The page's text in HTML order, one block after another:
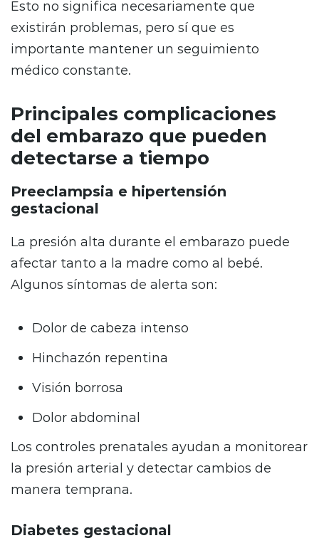
Esto no significa necesariamente que
existirán problemas, pero sí que es
importante mantener un seguimiento
médico constante.
Principales complicaciones
del embarazo que pueden
detectarse a tiempo
Preeclampsia e hipertensión
gestacional
La presión alta durante el embarazo puede
afectar tanto a la madre como al bebé.
Algunos síntomas de alerta son:
Dolor de cabeza intenso
Hinchazón repentina
Visión borrosa
Dolor abdominal
Los controles prenatales ayudan a monitorear
la presión arterial y detectar cambios de
manera temprana.
Diabetes gestacional